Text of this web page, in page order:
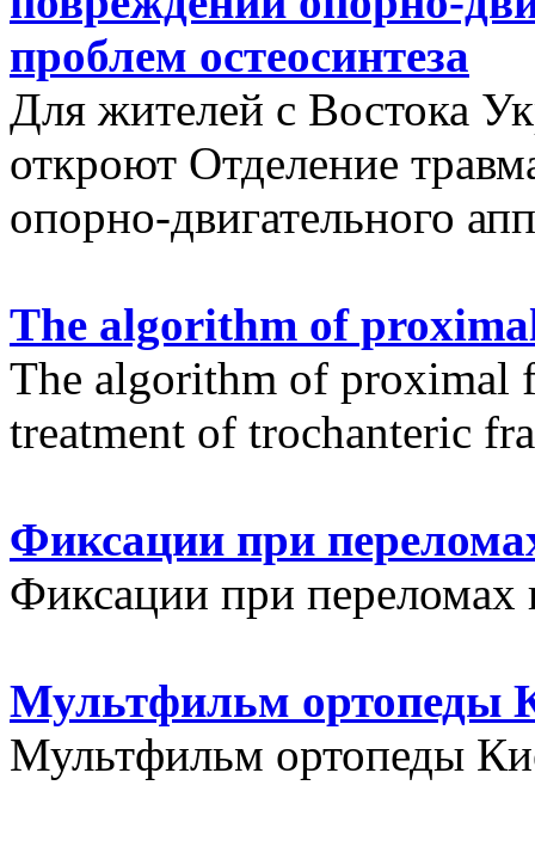
проблем остеосинтеза
Для жителей с Востока
откроют Отделение
опорно-двигательного
The algorithm of
The algorithm of proximal
treatment of trochanteric
Фиксации при
Фиксации при переломах
Мультфильм ортопеды
Мультфильм ортопеды